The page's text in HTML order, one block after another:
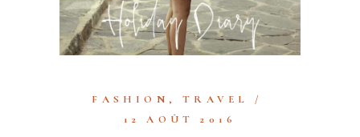
FASHION ,TRAVEL
12 AOÛT 2016